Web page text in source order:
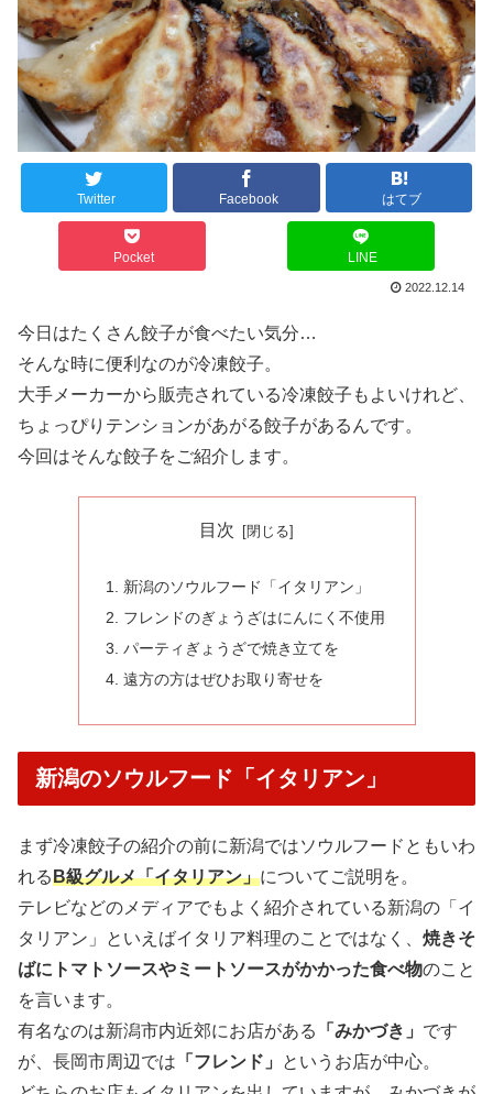
Twitter Facebook はてブ
Pocket LINE
2022.12.14
今日はたくさん餃子が食べたい気分…
そんな時に便利なのが冷凍餃子。
大手メーカーから販売されている冷凍餃子もよいけれど、
ちょっぴりテンションがあがる餃子があるんです。
今回はそんな餃子をご紹介します。
目次
新潟のソウルフード「イタリアン」
フレンドのぎょうざはにんにく不使用
パーティぎょうざで焼き立てを
遠方の方はぜひお取り寄せを
新潟のソウルフード「イタリアン」
まず冷凍餃子の紹介の前に新潟ではソウルフードともいわ
れるB級グルメ「イタリアン」についてご説明を。
テレビなどのメディアでもよく紹介されている新潟の「イ
タリアン」といえばイタリア料理のことではなく、 焼きそ
ばにトマトソースやミートソースがかかった食べ物のこと
を言います。
有名なのは新潟市内近郊にお店がある
「みかづき」 です
が、長岡市周辺では 「フレンド」
というお店が中心。